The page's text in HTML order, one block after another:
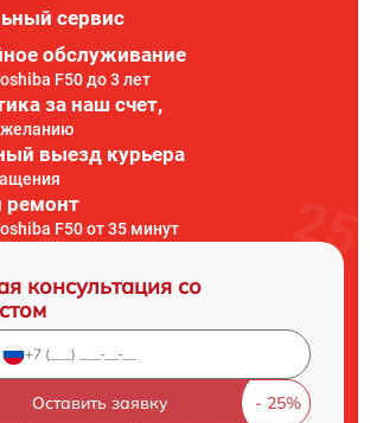
сервис
обслуживание
F50 до 3 лет
за наш счет,
выезд курьера
ремонт
F50 от 35 минут
консультация со
Оставить заявку